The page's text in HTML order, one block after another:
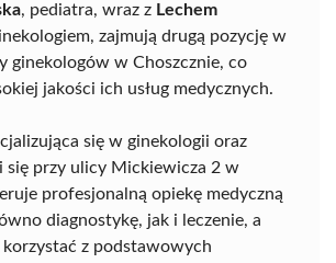
, pediatra, wraz z Lechem
zajmują drugą pozycję w
ginekologów w Choszcznie, co
jakości ich usług medycznych.
się w ginekologii oraz
się przy ulicy Mickiewicza 2 w
profesjonalną opiekę medyczną
diagnostykę, jak i leczenie, a
z podstawowych